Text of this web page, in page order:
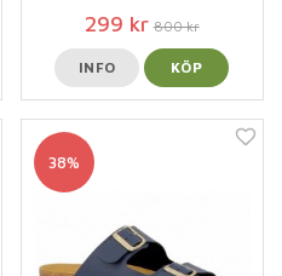
299 kr 800 kr
INFO KÖP
38%